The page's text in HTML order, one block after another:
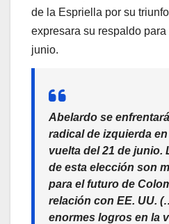
de la Espriella por su
expresara su respaldo
junio.
Abelardo se
radical de izquierda
vuelta del 21 de junio.
de esta elección son
para el futuro de
relación con EE. UU.
enormes logros en la